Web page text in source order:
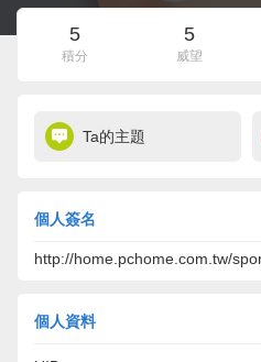
5
積分
5
威望
Ta的主題
個人簽名
http://home.pchome.com.tw/
個人資料